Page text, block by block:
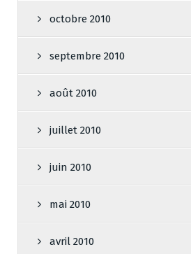
octobre 2010
septembre 2010
août 2010
juillet 2010
juin 2010
mai 2010
avril 2010